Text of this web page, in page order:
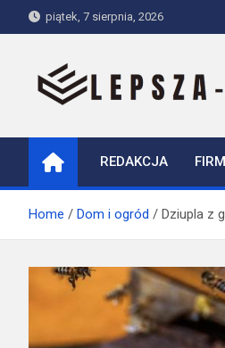
to
piątek, 7 sierpnia, 2026
Lepsza-
REDAKCJA
Home Dom i ogród Dziupla z